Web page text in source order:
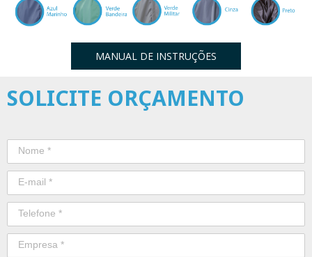
MANUAL DE INSTRUÇÕES
SOLICITE ORÇAMENTO